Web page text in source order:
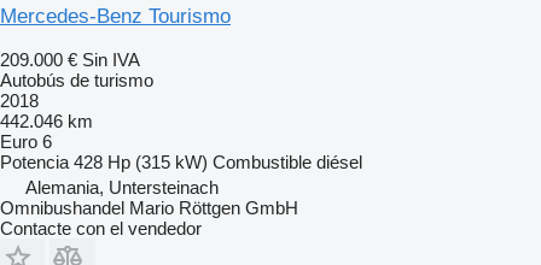
Mercedes-Benz Tourismo
209.000 € Sin IVA
Autobús de turismo
2018
442.046 km
Euro 6
Potencia 428 Hp (315 kW) Combustible diésel
Alemania, Untersteinach
Omnibushandel Mario Röttgen GmbH
Contacte con el vendedor